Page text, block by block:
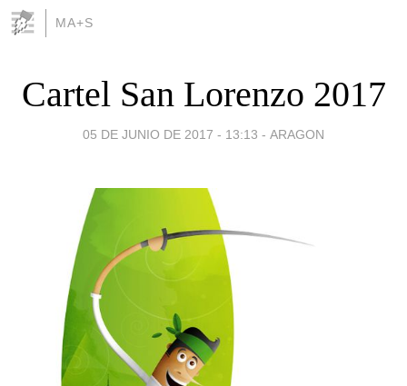
MA+S
Cartel San Lorenzo 2017
05 DE JUNIO DE 2017 - 13:13 - ARAGON